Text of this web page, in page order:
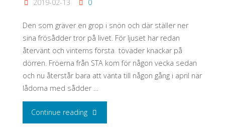
2019-02-13 0
Den som gräver en grop i snön och där ställer ner
sina frösådder tror på livet. För ljuset har redan
återvänt och vinterns första töväder knackar på
dörren. Fröerna från STA kom för någon vecka sedan
och nu återstår bara att vänta till någon gång i april när
lådorna med sådder …
Continue reading"Den